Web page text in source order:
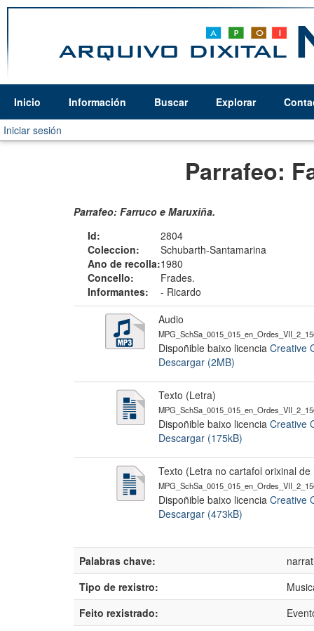
Inicio Información Buscar Explorar
Iniciar sesión
Parrafeo:
Parrafeo: Farruco e Maruxiña.
Id:
2804
Coleccion:
Schubarth-Santamarina
Ano de recolla:1980
Concello:
Frades.
Informantes:
- Ricardo
Audio
Dispoñible baixo licencia Creative
Descargar (2MB)
Texto (Letra)
Dispoñible baixo licencia Creative
Descargar (175kB)
Texto (Letra no cartafol orixinal
Dispoñible baixo licencia Creative
Descargar (473kB)
Palabras chave:
Tipo de rexistro:
Feito rexistrado: